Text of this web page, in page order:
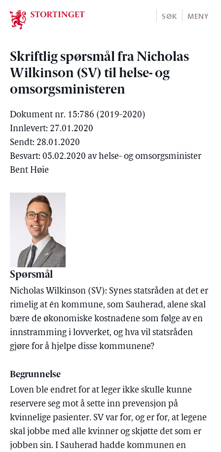
Stortinget.no
SØK MENY
Skriftlig spørsmål fra Nicholas
Wilkinson (SV) til helse- og
omsorgsministeren
Dokument nr. 15:786 (2019-2020)
Innlevert: 27.01.2020
Sendt: 28.01.2020
Besvart: 05.02.2020 av helse- og omsorgsminister
Bent Høie
Spørsmål
Nicholas Wilkinson (SV): Synes statsråden at det er
rimelig at én kommune, som Sauherad, alene skal
bære de økonomiske kostnadene som følge av en
innstramming i lovverket, og hva vil statsråden
gjøre for å hjelpe disse kommunene?
Begrunnelse
Loven ble endret for at leger ikke skulle kunne
reservere seg mot å sette inn prevensjon på
kvinnelige pasienter. SV var for, og er for, at legene
skal jobbe med alle kvinner og skjøtte det som er
jobben sin. I Sauherad hadde kommunen en